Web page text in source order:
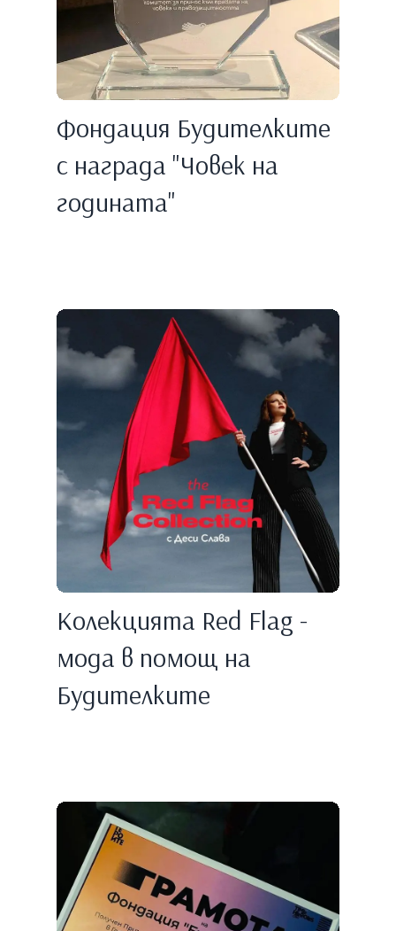
Фондация Будителките
с награда "Човек на
годината"
Колекцията Red Flag -
мода в помощ на
Будителките